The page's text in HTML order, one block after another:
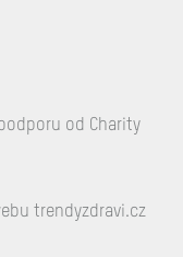
od Charity
trendyzdravi.cz